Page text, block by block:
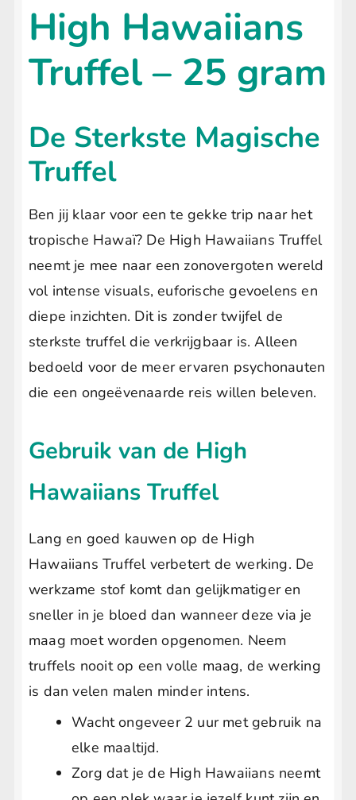
High Hawaiians
Truffel – 25 gram
De Sterkste Magische
Truffel
Ben jij klaar voor een te gekke trip naar het
tropische Hawaï? De High Hawaiians Truffel
neemt je mee naar een zonovergoten wereld
vol intense visuals, euforische gevoelens en
diepe inzichten. Dit is zonder twijfel de
sterkste truffel die verkrijgbaar is. Alleen
bedoeld voor de meer ervaren psychonauten
die een ongeëvenaarde reis willen beleven.
Gebruik van de High
Hawaiians Truffel
Lang en goed kauwen op de High
Hawaiians Truffel verbetert de werking. De
werkzame stof komt dan gelijkmatiger en
sneller in je bloed dan wanneer deze via je
maag moet worden opgenomen. Neem
truffels nooit op een volle maag, de werking
is dan velen malen minder intens.
Wacht ongeveer 2 uur met gebruik na
elke maaltijd.
Zorg dat je de High Hawaiians neemt